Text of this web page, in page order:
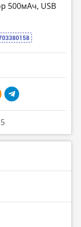
500мАч, USB